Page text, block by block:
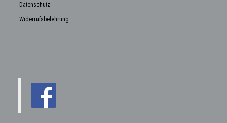
Datenschutz
Widerrufsbelehrung